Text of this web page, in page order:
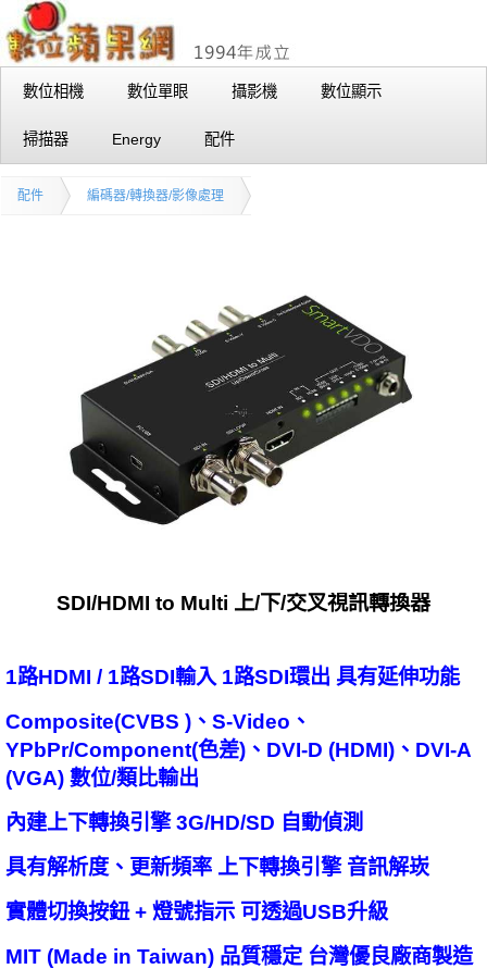
數位相機 數位單眼 攝影機 數位顯示
掃描器 Energy 配件
配件 編碼器/轉換器/影像處理
SDI/HDMI to Multi 上/下/交叉視訊轉換器
1路HDMI / 1路SDI輸入 1路SDI環出 具有延伸功能
Composite(CVBS )、S-Video、
YPbPr/Component(色差)、DVI-D (HDMI)、DVI-A
(VGA) 數位/類比輸出
內建上下轉換引擎 3G/HD/SD 自動偵測
具有解析度、更新頻率 上下轉換引擎 音訊解崁
實體切換按鈕 + 燈號指示 可透過USB升級
MIT (Made in Taiwan) 品質穩定 台灣優良廠商製造